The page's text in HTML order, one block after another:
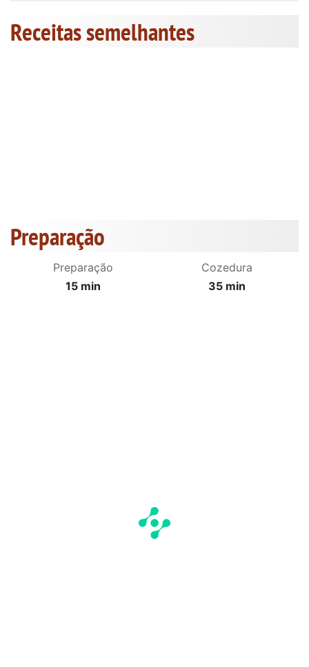
Receitas semelhantes
Preparação
Preparação
15 min
Cozedura
35 min